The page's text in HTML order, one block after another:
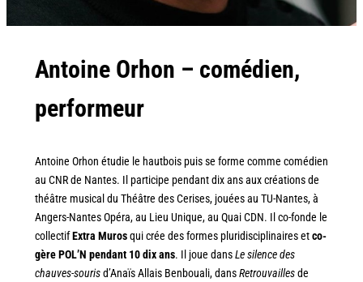
Antoine Orhon – comédien,
performeur
Antoine Orhon étudie le hautbois puis se forme comme comédien
au CNR de Nantes. Il participe pendant dix ans aux créations de
théâtre musical du Théâtre des Cerises, jouées au TU-Nantes, à
Angers-Nantes Opéra, au Lieu Unique, au Quai CDN. Il co-fonde le
collectifExtra Murosqui crée des formes pluridisciplinaires etco-
gère POL’N pendant 10 dix ans. Il joue dansLe silence des
chauves-sourisd’Anaïs Allais Benbouali, dansRetrouvaillesde